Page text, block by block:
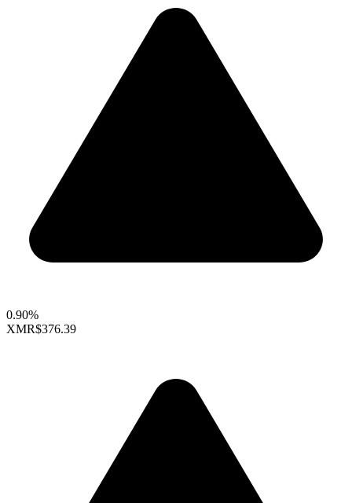
0.90%
XMR$376.39